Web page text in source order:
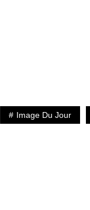
Image Du Jour